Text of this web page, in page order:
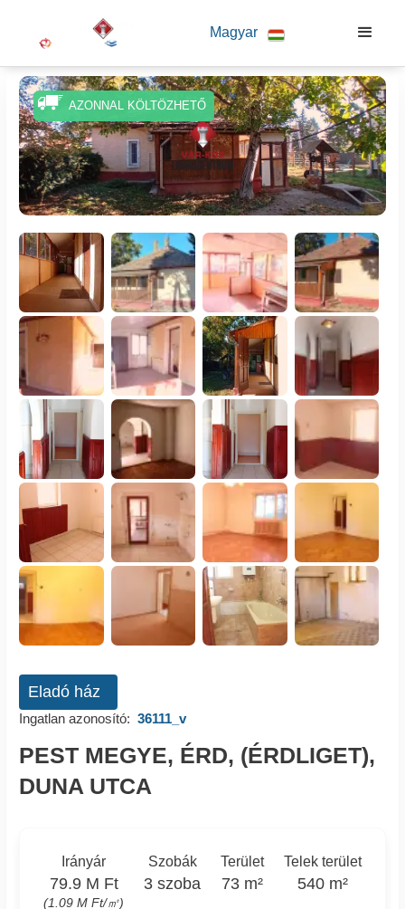
Magyar
AZONNAL KÖLTÖZHETŐ
Eladó ház
Ingatlan azonosító: 36111_v
PEST MEGYE, ÉRD, (ÉRDLIGET),
DUNA UTCA
Irányár
79.9 M Ft
(1.09 M Ft/㎡)
Szobák
3 szoba
Terület
73 m²
Telek terület
540 m²